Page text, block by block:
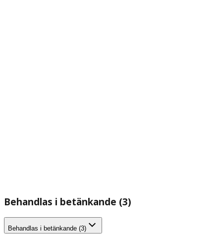
Behandlas i betänkande (3)
Behandlas i betänkande (3)